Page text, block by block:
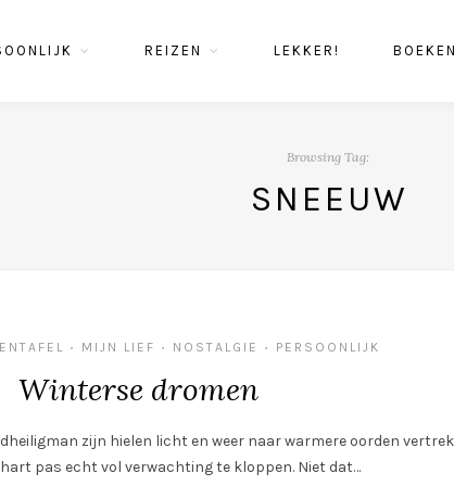
REIZEN LEKKER!
Browsing Tag:
SNEEUW
• MIJN LIEF • NOSTALGIE • PERSOONLIJK
Winterse dromen
zijn hielen licht en weer naar warmere oorden
pas echt vol verwachting te kloppen. Niet dat…